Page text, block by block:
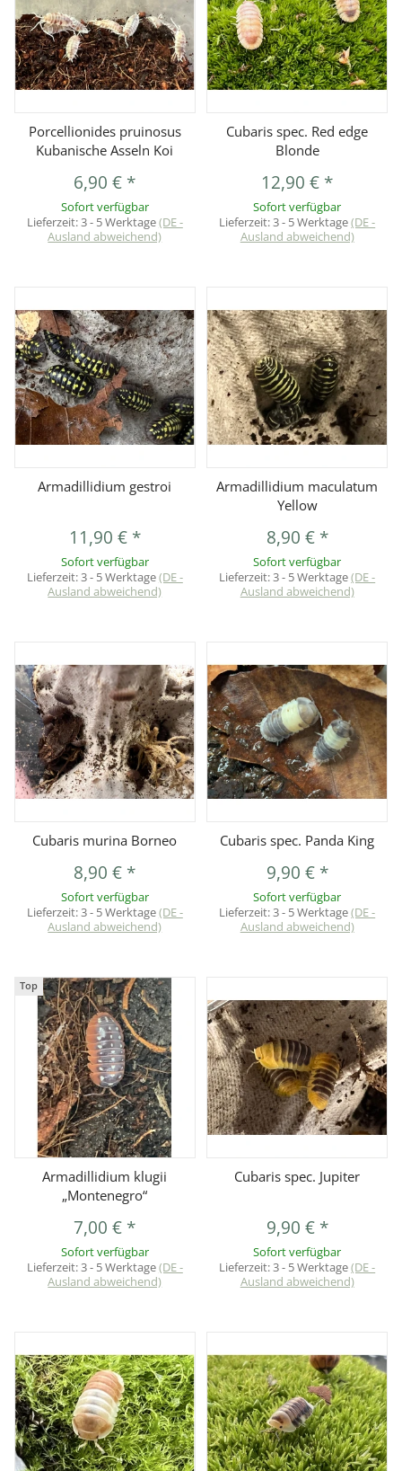
Porcellionides pruinosus
Kubanische Asseln Koi
6,90 € *
Sofort verfügbar
Lieferzeit:3 - 5 Werktage(DE -
Ausland abweichend)
Cubaris spec. Red edge
Blonde
12,90 € *
Sofort verfügbar
Lieferzeit:3 - 5 Werktage(DE -
Ausland abweichend)
Armadillidium gestroi
11,90 € *
Sofort verfügbar
Lieferzeit:3 - 5 Werktage(DE -
Ausland abweichend)
Armadillidium maculatum
Yellow
8,90 € *
Sofort verfügbar
Lieferzeit:3 - 5 Werktage(DE -
Ausland abweichend)
Cubaris murina Borneo
8,90 € *
Sofort verfügbar
Lieferzeit:3 - 5 Werktage(DE -
Ausland abweichend)
Cubaris spec. Panda King
9,90 € *
Sofort verfügbar
Lieferzeit:3 - 5 Werktage(DE -
Ausland abweichend)
Top
Armadillidium klugii
„Montenegro“
7,00 € *
Sofort verfügbar
Lieferzeit:3 - 5 Werktage(DE -
Ausland abweichend)
Cubaris spec. Jupiter
9,90 € *
Sofort verfügbar
Lieferzeit:3 - 5 Werktage(DE -
Ausland abweichend)